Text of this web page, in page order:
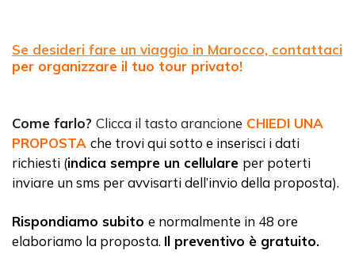
Se desideri fare un viaggio in Marocco, contattaci
per organizzare il tuo tour privato!
Come farlo? Clicca il tasto arancione CHIEDI UNA
PROPOSTA che trovi qui sotto e inserisci i dati
richiesti (indica sempre un cellulare per poterti
inviare un sms per avvisarti dell’invio della proposta).
Rispondiamo subito e normalmente in 48 ore
elaboriamo la proposta. Il preventivo è gratuito.